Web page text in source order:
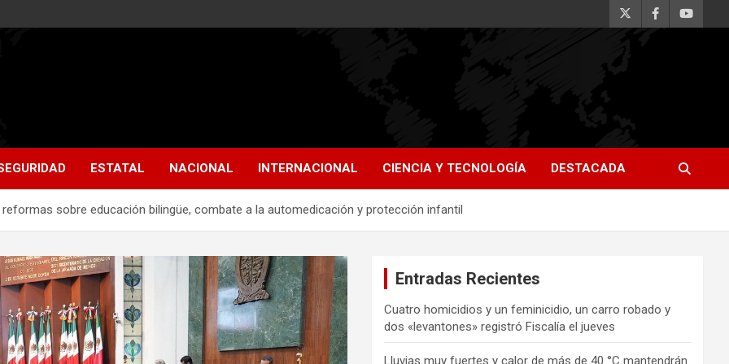
ESTATAL NACIONAL INTERNACIONAL CIENCIA Y TECNOLOGÍA DESTACADA
sobre educación bilingüe, combate a la automedicación y protección infantil
Entradas Recientes
Cuatro homicidios y un feminicidio, un carro robado y
dos «levantones» registró Fiscalía el jueves
Lluvias muy fuertes y calor de más de 40 °C mantendrán